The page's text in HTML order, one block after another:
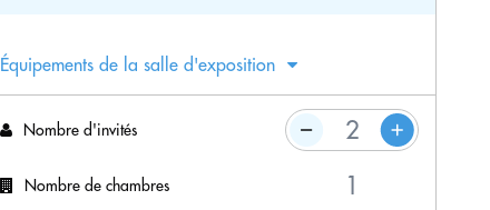
Équipements de la salle d'exposition
Nombre d'invités
Nombre de chambres